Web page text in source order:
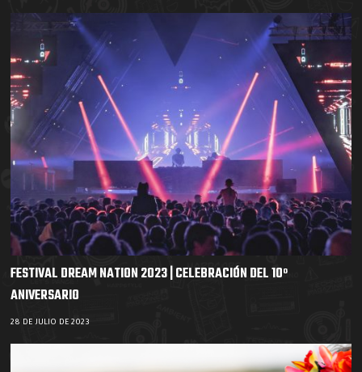
FESTIVAL DREAM NATION 2023 | CELEBRACIÓN DEL 10º
ANIVERSARIO
28 DE JULIO DE 2023